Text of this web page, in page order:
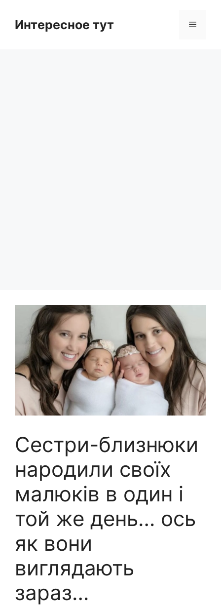
contentИнтересное тут Menu
Сестри-близнюки
народили своїх
малюків в один і
той же день… ось
як вони
виглядають
зараз…